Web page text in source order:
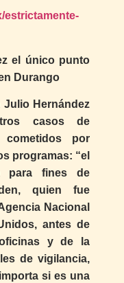
estrictamente-
el único punto
Durango
Julio Hernández
casos de
cometidos por
programas: “el
para fines de
quien fue
Nacional
antes de
y de la
de vigilancia,
si es una